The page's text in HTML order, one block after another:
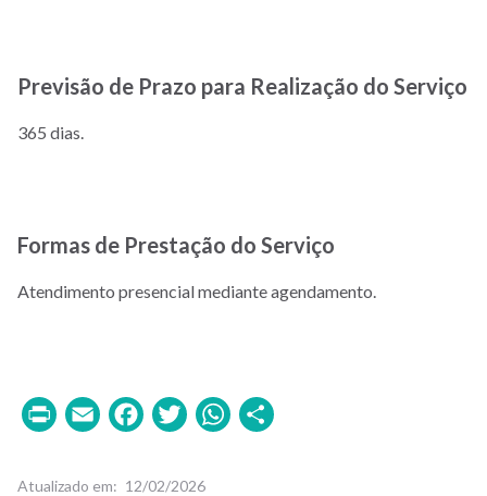
Previsão de Prazo para Realização do Serviço
365 dias.
Formas de Prestação do Serviço
Atendimento presencial mediante agendamento.
PrintEmailFacebook
TwitterWhatsApp
Atualizado em 12/02/2026